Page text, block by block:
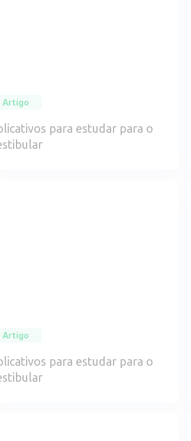
Artigo
para estudar para o
Artigo
para estudar para o